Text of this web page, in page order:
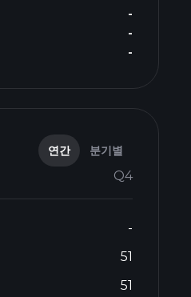
-
-
-
연간 분기별
Q4
-
51
51